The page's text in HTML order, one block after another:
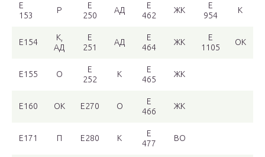
Е
153
Р
Е
250
АД
Е
462
ЖК
Е
954
К
Е154
К,
АД
Е
251
АД
Е
464
ЖК
Е
1105
ОК
Е155 О
Е
252
К
Е
465
ЖК
Е160 ОК Е270 О
Е
466
ЖК
Е171 П Е280 К
Е
477
ВО